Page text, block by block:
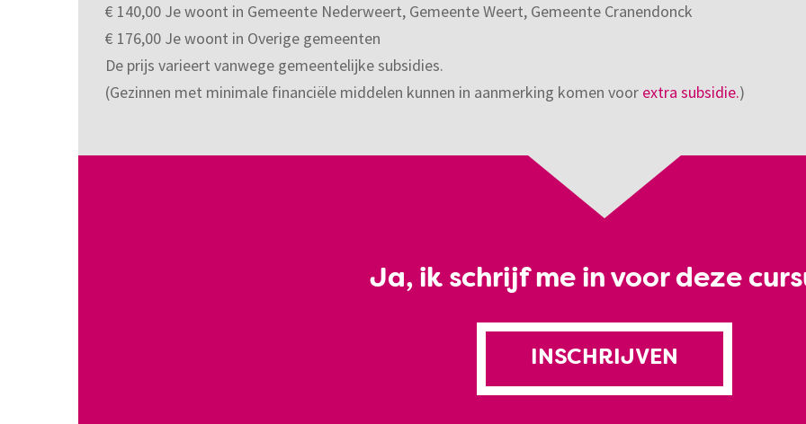
€ 140,00 Je woont in Gemeente Nederweert, Gemeente Weert, Gemeente Cranendonck
€ 176,00 Je woont in Overige gemeenten
De prijs varieert vanwege gemeentelijke subsidies.
(Gezinnen met minimale financiële middelen kunnen in aanmerking komen voor extra subsidie.)
Ja, ik schrijf me in voor deze
INSCHRIJVEN